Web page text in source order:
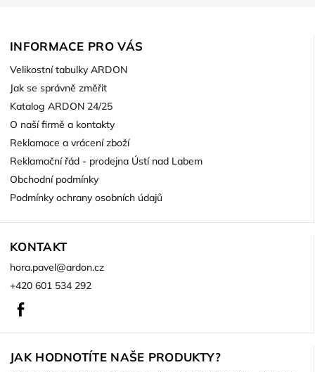
INFORMACE PRO VÁS
Velikostní tabulky ARDON
Jak se správně změřit
Katalog ARDON 24/25
O naší firmě a kontakty
Reklamace a vrácení zboží
Reklamační řád - prodejna Ústí nad Labem
Obchodní podmínky
Podmínky ochrany osobních údajů
KONTAKT
hora.pavel@ardon.cz
+420 601 534 292
JAK HODNOTÍTE NAŠE PRODUKTY?